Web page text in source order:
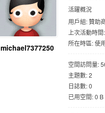
michael7377250
活躍概況
用戶組:贊助
上次活動時
所在時區: 使
空間訪問量:
主題數: 2
日誌數: 0
已用空間: 0 B